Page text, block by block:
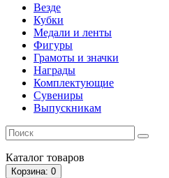
Везде
Кубки
Медали и ленты
Фигуры
Грамоты и значки
Награды
Комплектующие
Сувениры
Выпускникам
Каталог товаров
Корзина: 0